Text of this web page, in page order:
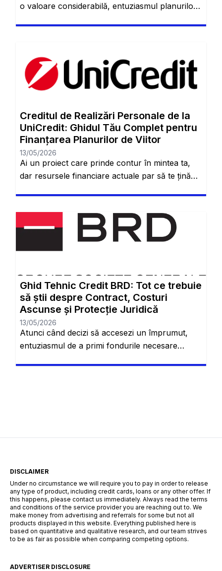
o valoare considerabilă, entuziasmul planurilor
doar o sumă de bani virată în cont, ci un
angajament juridic și financiar pe termen lung. În
acest material, […]
Creditul de Realizări Personale de la
UniCredit: Ghidul Tău Complet pentru
Finanțarea Planurilor de Viitor
13/05/2026
Ai un proiect care prinde contur în mintea ta,
dar resursele financiare actuale par să te țină
o mașină nouă, să investești în educația ta sau
pur și simplu să îți consolidezi datoriile existente
pentru a avea […]
Ghid Tehnic Credit BRD: Tot ce trebuie
să știi despre Contract, Costuri
Ascunse și Protecție Juridică
13/05/2026
Atunci când decizi să accesezi un împrumut,
entuziasmul de a primi fondurile necesare
ta financiară pe termen […]
DISCLAIMER
Under no circumstance we will require you to pay in order to release
any type of product, including credit cards, loans or any other offer. If
this happens, please contact us immediately. Always read the terms
and conditions of the service provider you are reaching out to. We
make money from advertising and referrals for some but not all
products displayed in this website. Everything published here is
based on quantitative and qualitative research, and our team strives
to be as fair as possible when comparing competing options.
ADVERTISER DISCLOSURE